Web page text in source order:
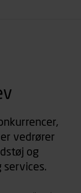
vedrører
og
services.